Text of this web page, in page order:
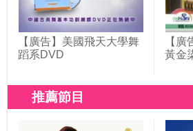
【廣告】美國飛天大學舞
蹈系DVD
【
黃金
推薦節目